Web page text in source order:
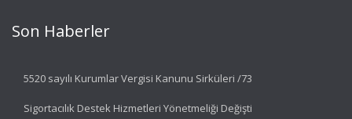
Son Haberler
5520 sayılı Kurumlar Vergisi Kanunu Sirküleri /73
Sigortacılık Destek Hizmetleri Yönetmeliği Değişti